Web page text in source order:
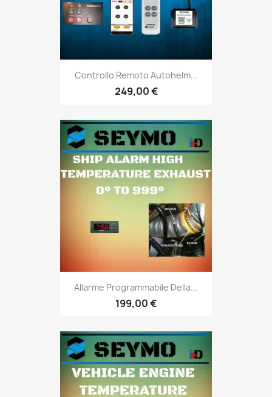
Controllo Remoto Autohelm...
249,00 €
Allarme Programmabile Della...
199,00 €